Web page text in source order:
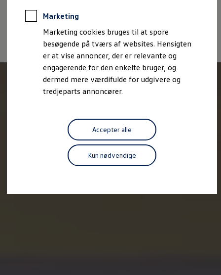
Marketing
Marketing cookies bruges til at spore
besøgende på tværs af websites. Hensigten
er at vise annoncer, der er relevante og
engagerende for den enkelte bruger, og
dermed mere værdifulde for udgivere og
tredjeparts annoncører.
Accepter alle
Kun nødvendige
Servicefordele
Digitale ekstrafunktioner
Se tjenesterne til din model
Volkswagen-apps, login og shop
Forbind mobiltelefonen med bilen
Opdateringer til software, kort og radio
Fleet Interface Data
MinVolkswagen
Digital instruktionsbog
Tilbehør
Fordele ved at vælge autoriseret værksted til din
Om Volkswagen
Nyheder
Tilmeld nyhedsbrev
Pressemeddelser
Kalenderbillede